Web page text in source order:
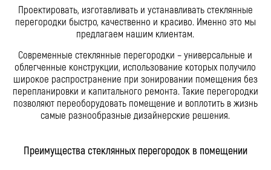
Проектировать, изготавливать и устанавливать стеклянные
перегородки быстро, качественно и красиво. Именно это мы
предлагаем нашим клиентам.
Современные стеклянные перегородки – универсальные и
облегченные конструкции, использование которых получило
широкое распространение при зонировании помещения без
перепланировки и капитального ремонта. Такие перегородки
позволяют переоборудовать помещение и воплотить в жизнь
самые разнообразные дизайнерские решения.
Преимущества стеклянных перегородок в помещении